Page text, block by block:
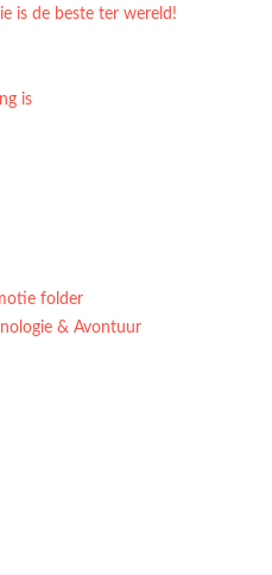
is de beste ter wereld!
is
folder
& Avontuur